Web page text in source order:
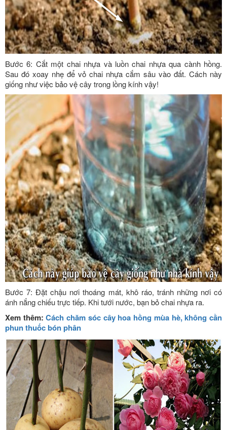
Bước 6: Cắt một chai nhựa và luồn chai nhựa qua cành hồng.
Sau đó xoay nhẹ để vỏ chai nhựa cắm sâu vào đất. Cách này
giống như việc bảo vệ cây trong lồng kính vậy!
Bước 7: Đặt chậu nơi thoáng mát, khô ráo, tránh những nơi có
ánh nắng chiếu trực tiếp. Khi tưới nước, bạn bỏ chai nhựa ra.
Xem thêm:Cách chăm sóc cây hoa hồng mùa hè, không cần
phun thuốc bón phân